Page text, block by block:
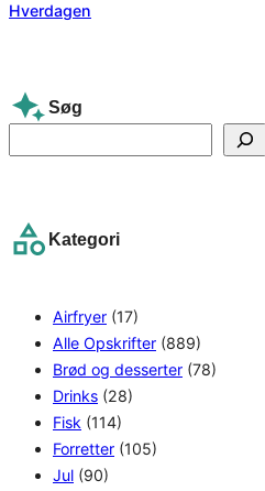
Søg
e
c
Kategori
Airfryer (17)
Alle Opskrifter (889)
Brød og desserter (78)
Drinks (28)
Fisk (114)
Forretter (105)
Jul (90)